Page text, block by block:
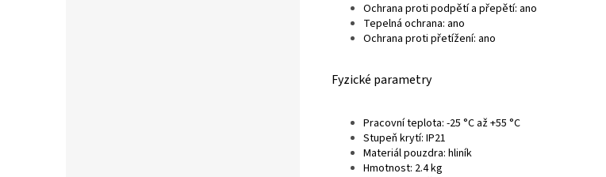
Ochrana proti podpětí a přepětí: ano
Tepelná ochrana: ano
Ochrana proti přetížení: ano
Fyzické parametry
Pracovní teplota: -25 °C až +55 °C
Stupeň krytí: IP21
Materiál pouzdra: hliník
Hmotnost: 2.4 kg